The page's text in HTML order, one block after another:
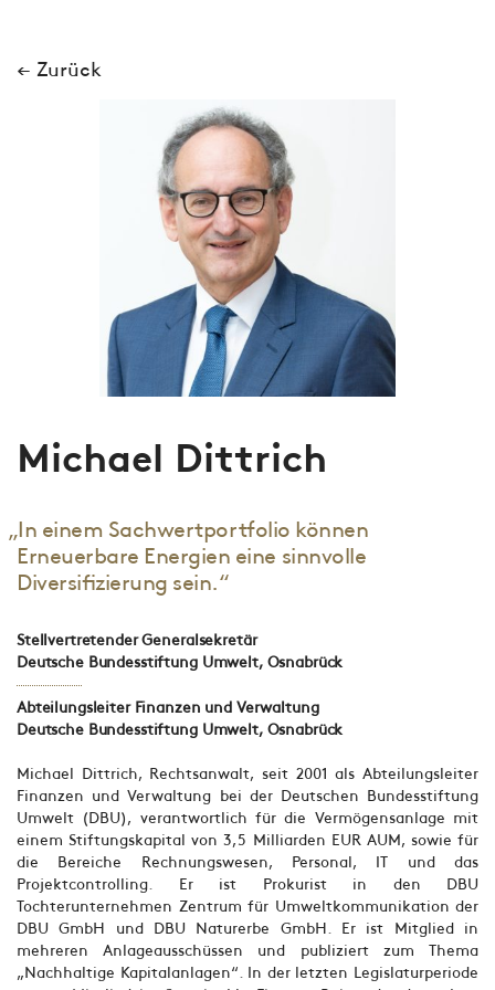
← Zurück
Michael Dittrich
„In einem Sachwertportfolio können
Erneuerbare Energien eine sinnvolle
Diversifizierung sein.“
Stellvertretender Generalsekretär
Deutsche Bundesstiftung Umwelt, Osnabrück
Abteilungsleiter Finanzen und Verwaltung
Deutsche Bundesstiftung Umwelt, Osnabrück
Michael Dittrich, Rechtsanwalt, seit 2001 als Abteilungsleiter
Finanzen und Verwaltung bei der Deutschen Bundesstiftung
Umwelt (DBU), verantwortlich für die Vermögensanlage mit
einem Stiftungskapital von 3,5 Milliarden EUR AUM, sowie für
die Bereiche Rechnungswesen, Personal, IT und das
Projektcontrolling. Er ist Prokurist in den DBU
Tochterunternehmen Zentrum für Umweltkommunikation der
DBU GmbH und DBU Naturerbe GmbH. Er ist Mitglied in
mehreren Anlageausschüssen und publiziert zum Thema
„Nachhaltige Kapitalanlagen“. In der letzten Legislaturperiode